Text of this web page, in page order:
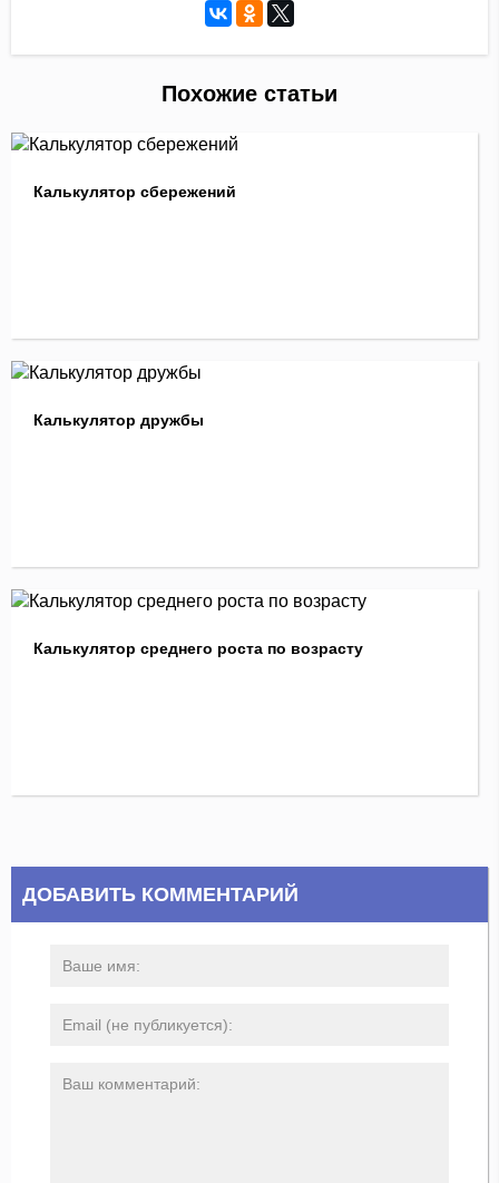
Похожие статьи
Калькулятор сбережений
Калькулятор дружбы
Калькулятор среднего роста по возрасту
ДОБАВИТЬ КОММЕНТАРИЙ